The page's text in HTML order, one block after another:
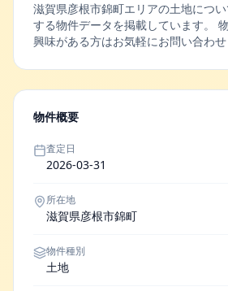
滋賀県彦根市錦町エリアの土地につ
する物件データを掲載しています。
興味がある方はお気軽にお問い合わせ
物件概要
査定日
2026-03-31
所在地
滋賀県彦根市錦町
物件種別
土地